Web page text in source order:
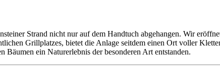
Strand nicht nur auf dem Handtuch abgehangen. Wir
Grillplatzes, bietet die Anlage seitdem einen Ort voller
Bäumen ein Naturerlebnis der besonderen Art entstanden.